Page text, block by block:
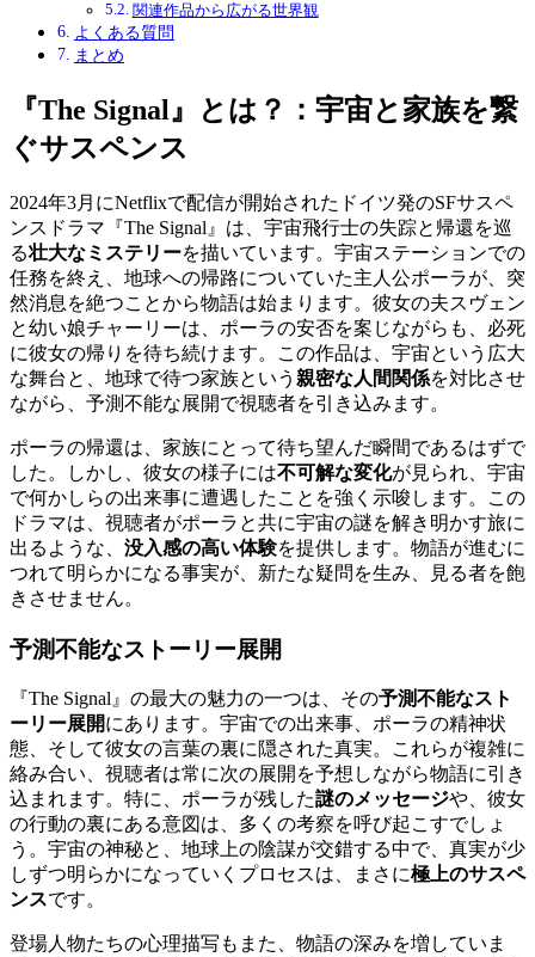
関連作品から広がる世界観
よくある質問
まとめ
『The Signal』とは？：宇宙と家族を繋
ぐサスペンス
2024年3月にNetflixで配信が開始されたドイツ発のSFサスペ
ンスドラマ『The Signal』は、宇宙飛行士の失踪と帰還を巡
る壮大なミステリーを描いています。宇宙ステーションでの
任務を終え、地球への帰路についていた主人公ポーラが、突
然消息を絶つことから物語は始まります。彼女の夫スヴェン
と幼い娘チャーリーは、ポーラの安否を案じながらも、必死
に彼女の帰りを待ち続けます。この作品は、宇宙という広大
な舞台と、地球で待つ家族という 親密な人間関係を対比させ
ながら、予測不能な展開で視聴者を引き込みます。
ポーラの帰還は、家族にとって待ち望んだ瞬間であるはずで
した。しかし、彼女の様子には不可解な変化が見られ、宇宙
で何かしらの出来事に遭遇したことを強く示唆します。この
ドラマは、視聴者がポーラと共に宇宙の謎を解き明かす旅に
出るような、 没入感の高い体験を提供します。物語が進むに
つれて明らかになる事実が、新たな疑問を生み、見る者を飽
きさせません。
予測不能なストーリー展開
『The Signal』の最大の魅力の一つは、その予測不能なスト
ーリー展開にあります。宇宙での出来事、ポーラの精神状
態、そして彼女の言葉の裏に隠された真実。これらが複雑に
絡み合い、視聴者は常に次の展開を予想しながら物語に引き
込まれます。特に、ポーラが残した謎のメッセージや、彼女
の行動の裏にある意図は、多くの考察を呼び起こすでしょ
う。宇宙の神秘と、地球上の陰謀が交錯する中で、真実が少
しずつ明らかになっていくプロセスは、まさに極上のサスペ
ンスです。
登場人物たちの心理描写もまた、物語の深みを増していま